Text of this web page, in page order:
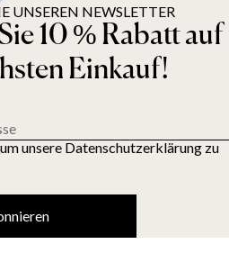
UNSEREN NEWSLETTER
10 % Rabatt auf
Einkauf!
unsere Datenschutzerklärung zu